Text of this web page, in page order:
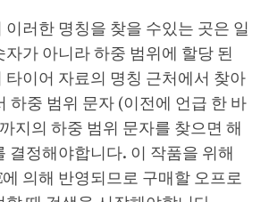
러한 명칭을 찾을 수있는 곳은 일
가 아니라 하중 범위에 할당 된
타이어 자료의 명칭 근처에서 찾아
하중 범위 문자 (이전에 언급 한 바
지의 하중 범위 문자를 찾으면 해
결정해야합니다. 이 작품을 위해
의해 반영되므로 구매할 오프로